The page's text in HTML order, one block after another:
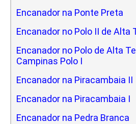
Encanador na Ponte Preta
Encanador no Polo II de Alta
Encanador no Polo de Alta
Campinas Polo I
Encanador na Piracambaia II
Encanador na Piracambaia I
Encanador na Pedra Branca